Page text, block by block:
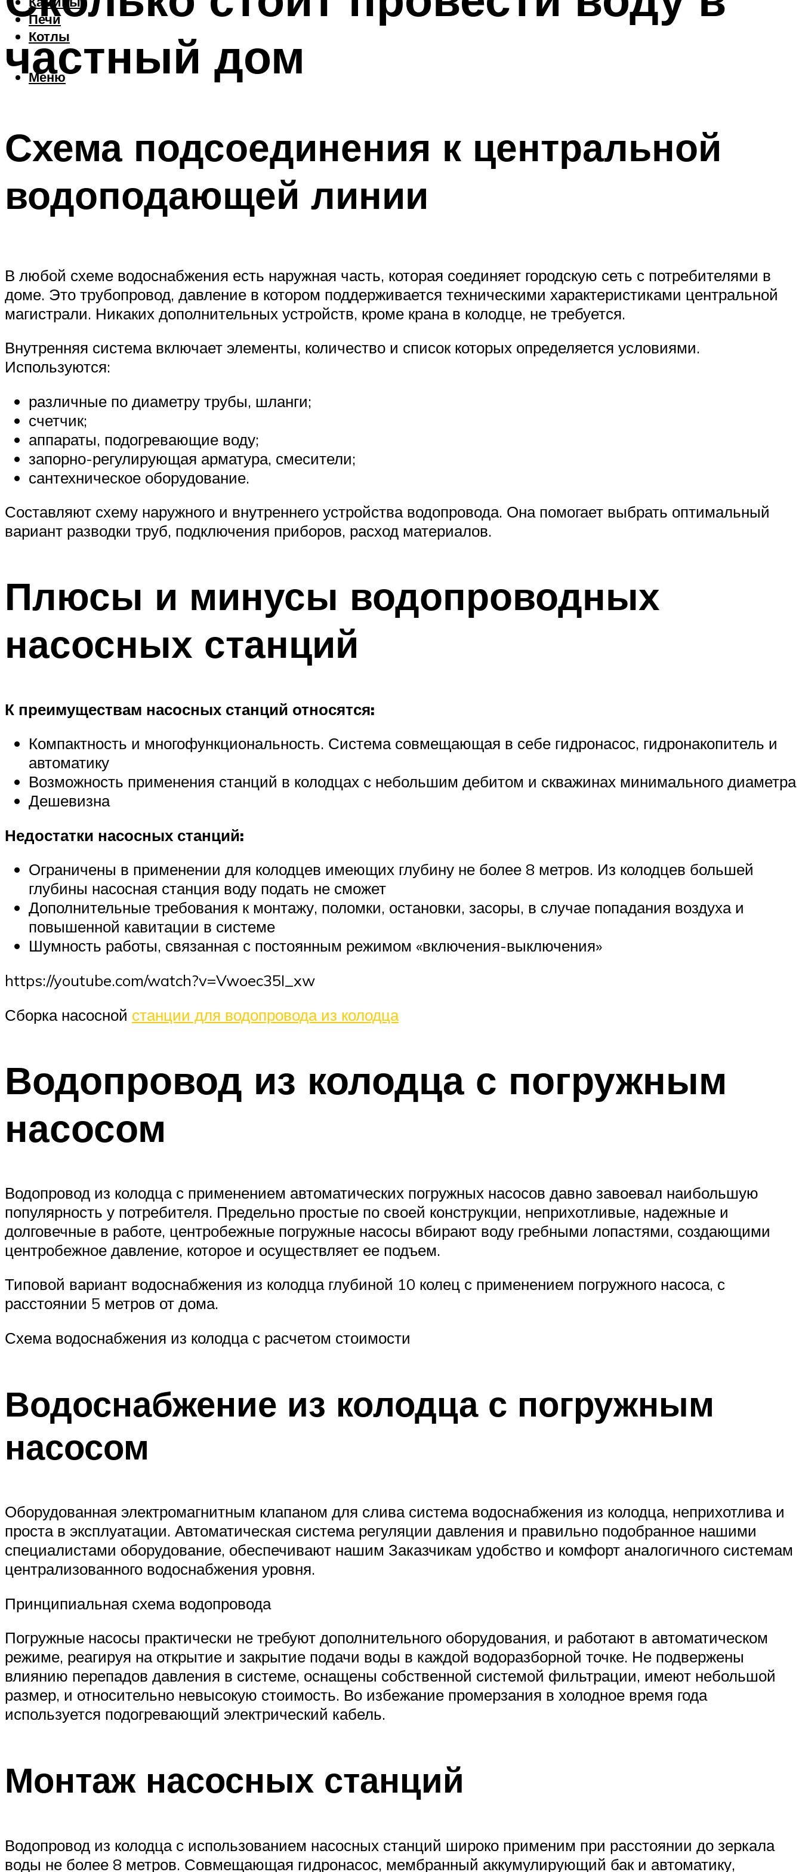
Печи
Котлы
Меню
частный дом
Схема подсоединения к центральной
водоподающей линии
В любой схеме водоснабжения есть наружная часть, которая соединяет городскую сеть с потребителями в
доме. Это трубопровод, давление в котором поддерживается техническими характеристиками центральной
магистрали. Никаких дополнительных устройств, кроме крана в колодце, не требуется.
Внутренняя система включает элементы, количество и список которых определяется условиями.
Используются:
различные по диаметру трубы, шланги;
счетчик;
аппараты, подогревающие воду;
запорно-регулирующая арматура, смесители;
сантехническое оборудование.
Составляют схему наружного и внутреннего устройства водопровода. Она помогает выбрать оптимальный
вариант разводки труб, подключения приборов, расход материалов.
Плюсы и минусы водопроводных
насосных станций
К преимуществам насосных станций относятся:
Компактность и многофункциональность. Система совмещающая в себе гидронасос, гидронакопитель и
автоматику
Возможность применения станций в колодцах с небольшим дебитом и скважинах минимального диаметра
Дешевизна
Недостатки насосных станций:
Ограничены в применении для колодцев имеющих глубину не более 8 метров. Из колодцев большей
глубины насосная станция воду подать не сможет
Дополнительные требования к монтажу, поломки, остановки, засоры, в случае попадания воздуха и
повышенной кавитации в системе
Шумность работы, связанная с постоянным режимом «включения-выключения»
https://youtube.com/watch?v=Vwoec35I_xw
Сборка насосной станции для водопровода из колодца
Водопровод из колодца с погружным
насосом
Водопровод из колодца с применением автоматических погружных насосов давно завоевал наибольшую
популярность у потребителя. Предельно простые по своей конструкции, неприхотливые, надежные и
долговечные в работе, центробежные погружные насосы вбирают воду гребными лопастями, создающими
центробежное давление, которое и осуществляет ее подъем.
Типовой вариант водоснабжения из колодца глубиной 10 колец с применением погружного насоса, с
расстоянии 5 метров от дома.
Схема водоснабжения из колодца с расчетом стоимости
Водоснабжение из колодца с погружным
насосом
Оборудованная электромагнитным клапаном для слива система водоснабжения из колодца, неприхотлива и
проста в эксплуатации. Автоматическая система регуляции давления и правильно подобранное нашими
специалистами оборудование, обеспечивают нашим Заказчикам удобство и комфорт аналогичного системам
централизованного водоснабжения уровня.
Принципиальная схема водопровода
Погружные насосы практически не требуют дополнительного оборудования, и работают в автоматическом
режиме, реагируя на открытие и закрытие подачи воды в каждой водоразборной точке. Не подвержены
влиянию перепадов давления в системе, оснащены собственной системой фильтрации, имеют небольшой
размер, и относительно невысокую стоимость. Во избежание промерзания в холодное время года
используется подогревающий электрический кабель.
Монтаж насосных станций
Водопровод из колодца с использованием насосных станций широко применим при расстоянии до зеркала
воды не более 8 метров. Совмещающая гидронасос, мембранный аккумулирующий бак и автоматику,